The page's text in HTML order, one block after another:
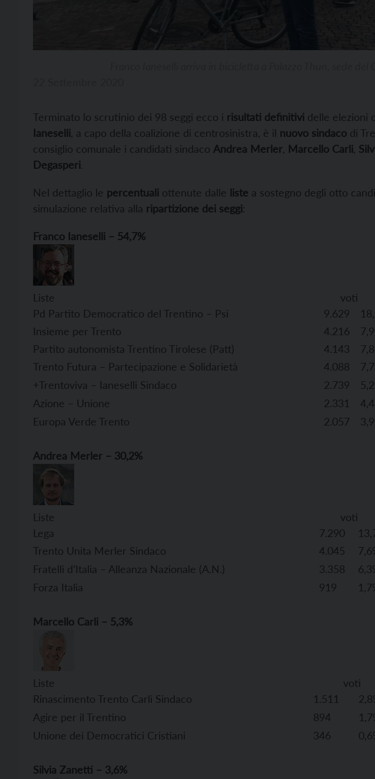
Terminato lo scrutinio dei 98 seggi ecco i risultati definitivi delle elezioni
Ianeselli , a capo della coalizione di centrosinistra, è il nuovo sindaco di
consiglio comunale i candidati sindaco Andrea Merler Marcello Carli
Degasperi.
Nel dettaglio le percentuali ottenute dalle liste a sostegno degli otto
simulazione relativa alla ripartizione dei seggi:
Franco Ianeselli – 54,7%
Liste voti %
Pd Partito Democratico del Trentino – Psi
9.629
Insieme per Trento
4.216
Partito autonomista Trentino Tirolese (Patt)
4.143
Trento Futura – Partecipazione e Solidarietà
4.088
+Trentoviva – Ianeselli Sindaco
2.739
Azione – Unione
2.331
Europa Verde Trento
2.057
Andrea Merler – 30,2%
Liste voti %
Lega
7.290
Trento Unita Merler Sindaco
4.045
Fratelli d’Italia – Alleanza Nazionale (A.N.)
3.358
Forza Italia
919
Marcello Carli – 5,3%
Liste voti %
Rinascimento Trento Carli Sindaco
1.511
Agire per il Trentino
894
Unione dei Democratici Cristiani
346
Silvia Zanetti – 3,6%